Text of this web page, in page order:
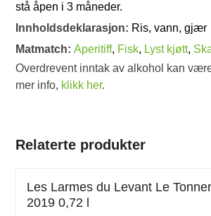
stå åpen i 3 måneder.
Innholdsdeklarasjon: Ris, vann, gjær
Matmatch:Aperitiff, Fisk, Lyst kjøtt,
Overdrevent inntak av alkohol kan
mer info, klikk her.
Relaterte produkter
Les Larmes du Levant Le
2019 0,72 l